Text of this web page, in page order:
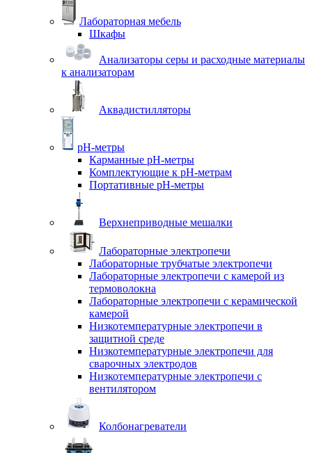
Лабораторная мебель
Шкафы
Анализаторы серы и расходные материалы
к анализаторам
Аквадистилляторы
pH-метры
Карманные pH-метры
Комплектующие к pH-метрам
Портативные pH-метры
Верхнеприводные мешалки
Лабораторные электропечи
Лабораторные трубчатые электропечи
Лабораторные электропечи с камерой из
термоволокна
Лабораторные электропечи с керамической
камерой
Низкотемпературные электропечи в
защитной среде
Низкотемпературные электропечи для
cварочных электродов
Низкотемпературные электропечи с
вентилятором
Колбонагреватели